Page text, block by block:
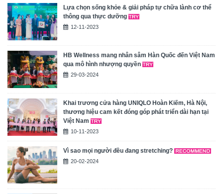
Lựa chọn sống khỏe & giải pháp tự chữa lành cơ thể
thông qua thực dưỡng
12-11-2023
HB Wellness mang nhân sâm Hàn Quốc đến Việt Nam
qua mô hình nhượng quyền
29-03-2024
Khai trương cửa hàng UNIQLO Hoàn Kiếm, Hà Nội,
thương hiệu cam kết đóng góp phát triển dài hạn tại
Việt Nam
10-11-2023
Vì sao mọi người đều đang stretching?
20-02-2024